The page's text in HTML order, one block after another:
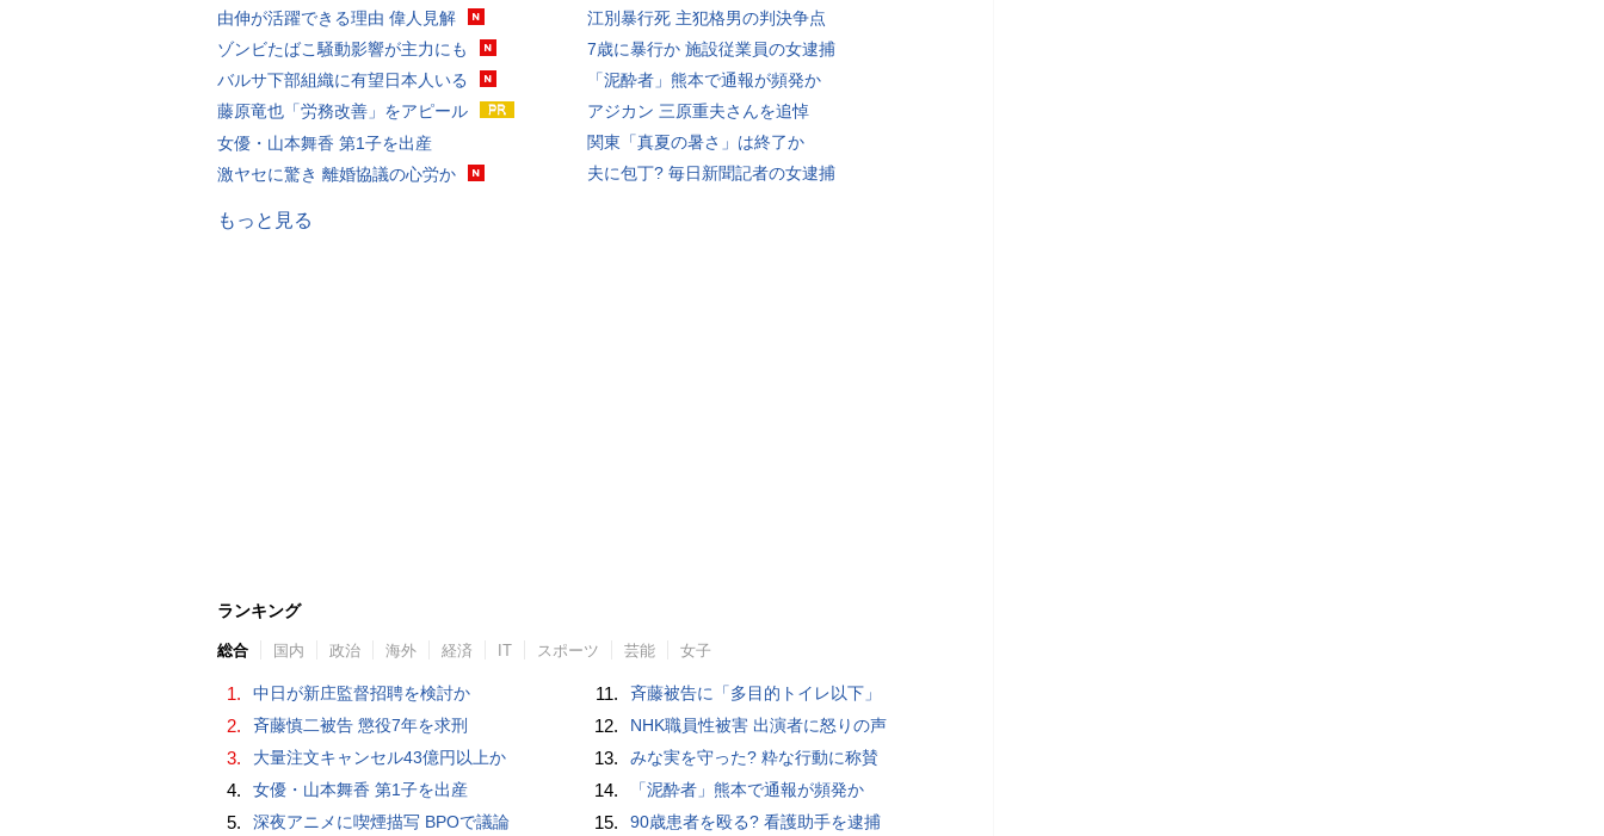
由伸が活躍できる理由 偉人見解
ゾンビたばこ騒動影響が主力にも
バルサ下部組織に有望日本人いる
藤原竜也「労務改善」をアピール
女優・山本舞香 第1子を出産
激ヤセに驚き 離婚協議の心労か
江別暴行死 主犯格男の判決争点
7歳に暴行か 施設従業員の女逮捕
「泥酔者」熊本で通報が頻発か
アジカン 三原重夫さんを追悼
関東「真夏の暑さ」は終了か
夫に包丁? 毎日新聞記者の女逮捕
もっと見る
ランキング
総合 国内 政治 海外 経済 IT スポーツ 芸能 女子
1. 中日が新庄監督招聘を検討か
2. 斉藤慎二被告 懲役7年を求刑
3. 大量注文キャンセル43億円以上か
4. 女優・山本舞香 第1子を出産
5. 深夜アニメに喫煙描写 BPOで議論
11. 斉藤被告に「多目的トイレ以下」
12. NHK職員性被害 出演者に怒りの声
13. みな実を守った? 粋な行動に称賛
14. 「泥酔者」熊本で通報が頻発か
15. 90歳患者を殴る? 看護助手を逮捕